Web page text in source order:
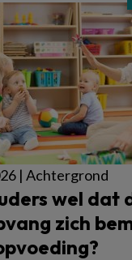
| Achtergrond
wel dat
zich